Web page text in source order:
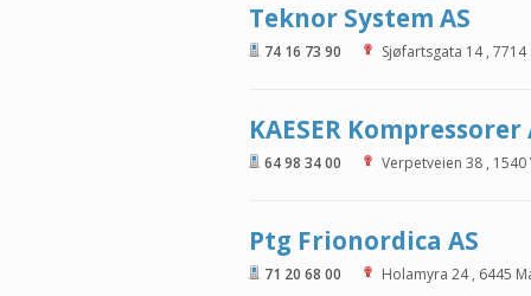
Teknor System AS
74 16 73 90 Sjøfartsgata 14, 7714
KAESER Kompressorer
64 98 34 00 Verpetveien 38 , 1540
Ptg Frionordica AS
71 20 68 00 Holamyra 24, 6445